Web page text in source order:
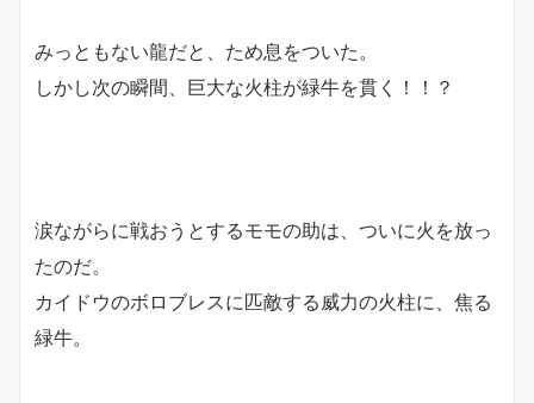
みっともない龍だと、ため息をついた。
しかし次の瞬間、巨大な火柱が緑牛を貫く！！？
涙ながらに戦おうとするモモの助は、ついに火を放っ
たのだ。
カイドウのボロブレスに匹敵する威力の火柱に、焦る
緑牛。